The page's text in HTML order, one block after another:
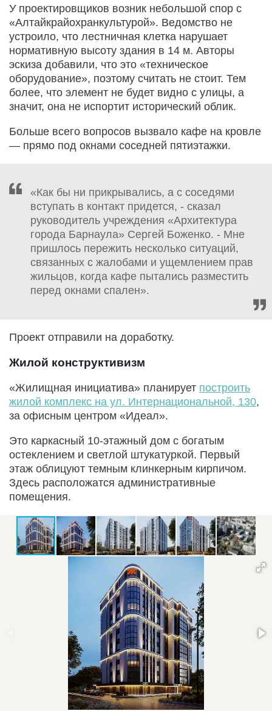
У проектировщиков возник небольшой спор с
«Алтайкрайохранкультурой». Ведомство не
устроило, что лестничная клетка нарушает
нормативную высоту здания в 14 м. Авторы
эскиза добавили, что это «техническое
оборудование», поэтому считать не стоит. Тем
более, что элемент не будет видно с улицы, а
значит, она не испортит исторический облик.
Больше всего вопросов вызвало кафе на кровле
— прямо под окнами соседней пятиэтажки.
«Как бы ни прикрывались, а с соседями
вступать в контакт придется, - сказал
руководитель учреждения «Архитектура
города Барнаула» Сергей Боженко. - Мне
пришлось пережить несколько ситуаций,
связанных с жалобами и ущемлением прав
жильцов, когда кафе пытались разместить
перед окнами спален».
Проект отправили на доработку.
Жилой конструктивизм
«Жилищная инициатива» планирует построить
жилой комплекс на ул. Интернациональной, 130,
за офисным центром «Идеал».
Это каркасный 10-этажный дом с богатым
остеклением и светлой штукатуркой. Первый
этаж облицуют темным клинкерным кирпичом.
Здесь расположатся административные
помещения.